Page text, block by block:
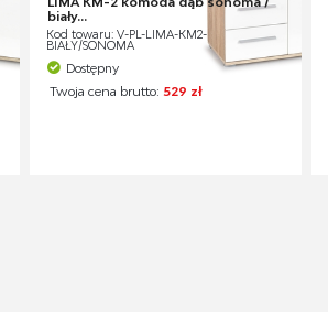
biały...
Kod towaru: V-PL-LIMA-KM2-
BIAŁY/SONOMA
Dostępny
Twoja cena brutto: 529 zł